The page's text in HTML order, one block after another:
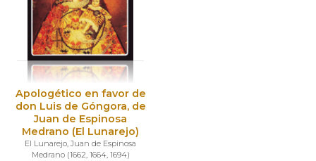
Apologético en favor de
don Luis de Góngora, de
Juan de Espinosa
Medrano (El Lunarejo)
El Lunarejo,Juan de Espinosa
Medrano(1662, 1664, 1694)